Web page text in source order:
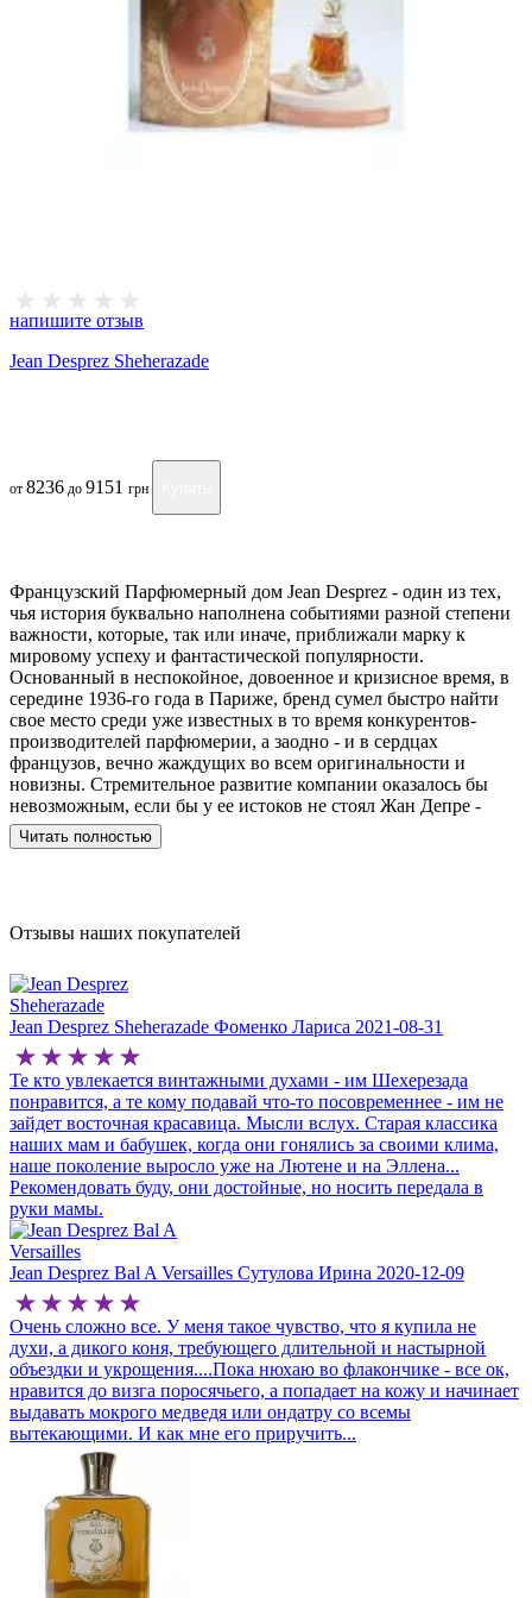
напишите отзыв
Jean Desprez Sheherazade
от 8236 до 9151 грн
Французский Парфюмерный дом Jean Desprez - один из тех,
чья история буквально наполнена событиями разной степени
важности, которые, так или иначе, приближали марку к
мировому успеху и фантастической популярности.
Основанный в неспокойное, довоенное и кризисное время, в
середине 1936-го года в Париже, бренд сумел быстро найти
свое место среди уже известных в то время конкурентов-
производителей парфюмерии, а заодно - и в сердцах
французов, вечно жаждущих во всем оригинальности и
новизны. Стремительное развитие компании оказалось бы
невозможным, если бы у ее истоков не стоял Жан Депре -
человек незаурядных способностей, выдающийся дизайнер-
ювелир, автор многочисленных изобретений и открытий,
Жан Депре родился в Париже, в 1898-м году, в семье
отчасти предрешено самой судьбой. Его прадед, Феликс
Мило, был помешан на парфюмерном искусстве, и сумел
привить свою страсть и любовь следующим поколениям. В
своей маленькой мастерской он сутками напролет колдовал
над формулами пирамид Дома Felix Millot, стремясь создать
совершенные ароматы. Дело Феликса продолжила сначала его
супруга, затем мастерская перешла в руки внуков, а с 1936-го
года в ней начал творить свои шедевры Жан Депре,
официально переименовав бренд и назвав его собственным
именем.
Не смотря на позднюю регистрацию марки, свои первые
композиции Жан составлял уже в девятнадцать лет,
большинство из них были посвящены прадеду и деду, которых
молодой парфюмер чтил, словно святых. Так, в сентябре 1925-
го года Жан Депре представил парижскому высшему свету
сразу три собственных композиции из коллекции Auguste
Spirit of China, после которых количество желающих купить
духи Jean Desprez увеличилось в десятки раз, а популярность
Дома перешагнула далеко за пределы Франции.
Созданные молодым Мастером ароматы соответствовали
модным тенденциям своего времени, отличались необычным,
изысканным звучанием и покоряли окружающих
умопомрачительным, стойким шлейфом. Кроме того, Жан
очень щепетильно подходил к вопросам оформления
композиций, уделяя огромное внимание дизайну флаконов и
упаковке. Достаточно взять в руки легендарный парфюм Jean
Desprez Bal A Versailles, в котором парфюмер гениально
Читать полностью
Отзывы наших покупателей
Jean Desprez Sheherazade Фоменко Лариса 2021-08-31
Те кто увлекается винтажными духами - им Шехерезада
понравится, а те кому подавай что-то посовременнее - им не
зайдет восточная красавица. Мысли вслух. Старая классика
наших мам и бабушек, когда они гонялись за своими клима,
наше поколение выросло уже на Лютене и на Эллена...
Рекомендовать буду, они достойные, но носить передала в
руки мамы.
Jean Desprez Bal A Versailles Сутулова Ирина 2020-12-09
Очень сложно все. У меня такое чувство, что я купила не
духи, а дикого коня, требующего длительной и настырной
объездки и укрощения....Пока нюхаю во флакончике - все ок,
нравится до визга поросячьего, а попадает на кожу и начинает
выдавать мокрого медведя или ондатру со всемы
вытекающими. И как мне его приручить...